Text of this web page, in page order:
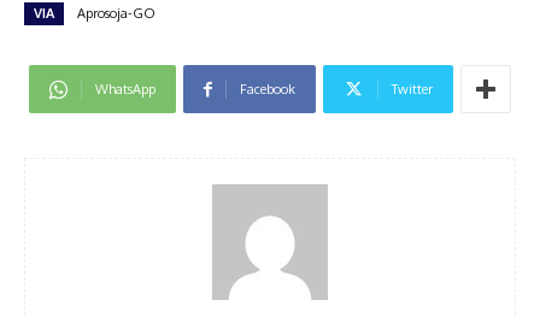
VIA Aprosoja-GO
WhatsApp Facebook Twitter